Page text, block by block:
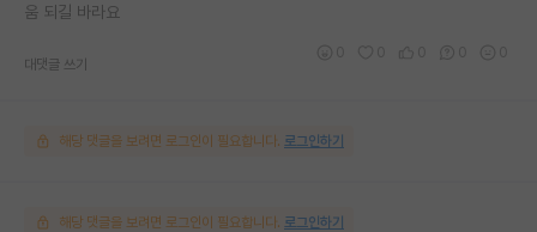
움 되길 바라요
대댓글 쓰기
해당 댓글을 보려면 로그인이 필요합니다. 로그인하기
해당 댓글을 보려면 로그인이 필요합니다. 로그인하기